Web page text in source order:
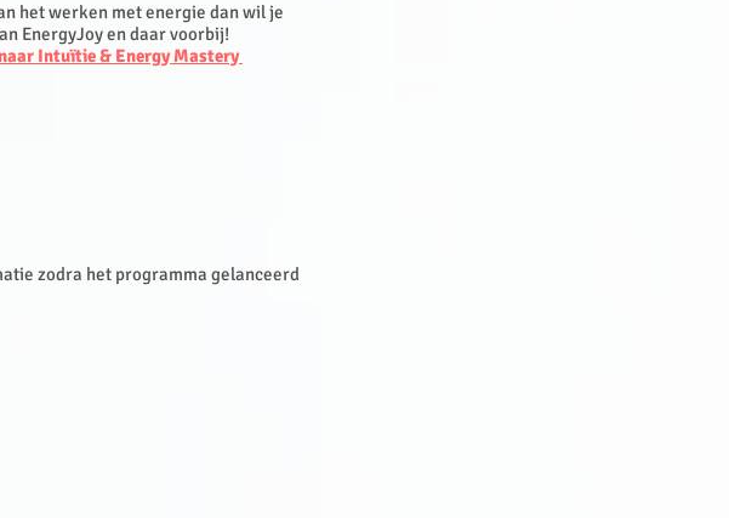
het werken met energie dan wil je
EnergyJoy en daar voorbij!
Intuïtie & Energy Mastery
zodra het programma gelanceerd